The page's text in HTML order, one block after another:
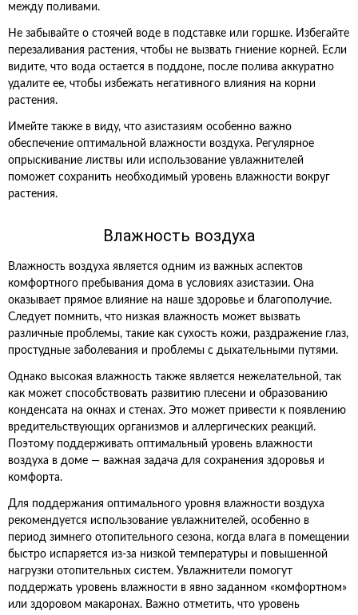
между поливами.
Не забывайте о стоячей воде в подставке или горшке. Избегайте
перезаливания растения, чтобы не вызвать гниение корней. Если
видите, что вода остается в поддоне, после полива аккуратно
удалите ее, чтобы избежать негативного влияния на корни
растения.
Имейте также в виду, что азистазиям особенно важно
обеспечение оптимальной влажности воздуха. Регулярное
опрыскивание листвы или использование увлажнителей
поможет сохранить необходимый уровень влажности вокруг
растения.
Влажность воздуха
Влажность воздуха является одним из важных аспектов
комфортного пребывания дома в условиях азистазии. Она
оказывает прямое влияние на наше здоровье и благополучие.
Следует помнить, что низкая влажность может вызвать
различные проблемы, такие как сухость кожи, раздражение глаз,
простудные заболевания и проблемы с дыхательными путями.
Однако высокая влажность также является нежелательной, так
как может способствовать развитию плесени и образованию
конденсата на окнах и стенах. Это может привести к появлению
вредительствующих организмов и аллергических реакций.
Поэтому поддерживать оптимальный уровень влажности
воздуха в доме — важная задача для сохранения здоровья и
комфорта.
Для поддержания оптимального уровня влажности воздуха
рекомендуется использование увлажнителей, особенно в
период зимнего отопительного сезона, когда влага в помещении
быстро испаряется из-за низкой температуры и повышенной
нагрузки отопительных систем. Увлажнители помогут
поддержать уровень влажности в явно заданном «комфортном»
или здоровом макаронах. Важно отметить, что уровень